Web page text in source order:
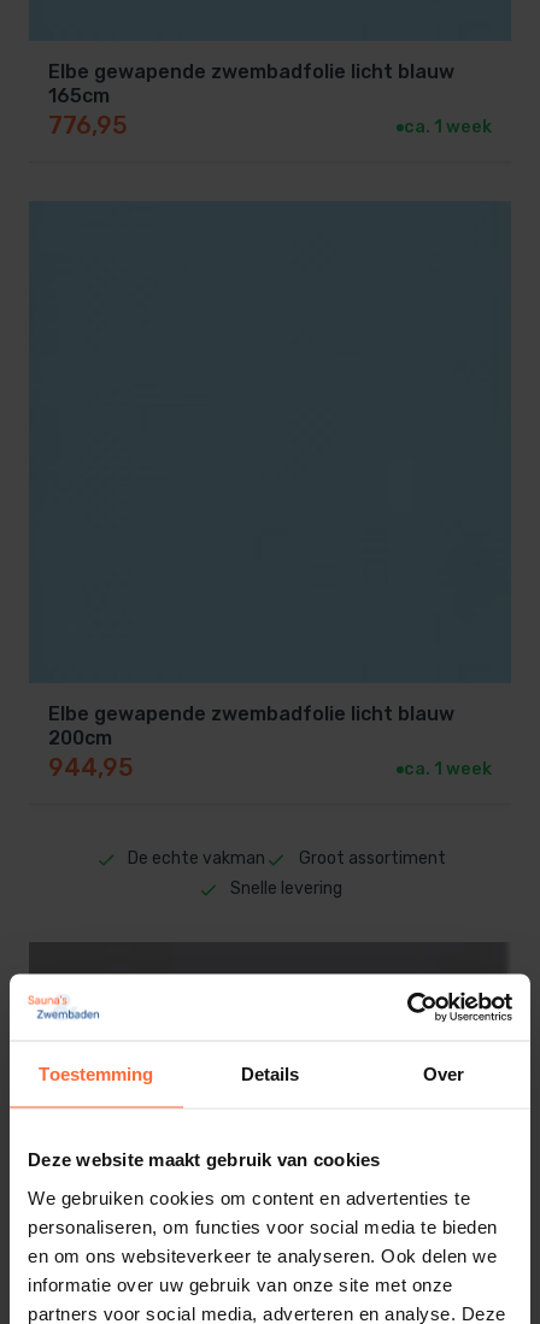
Toestemming Details Over
Deze website maakt gebruik van cookies
We gebruiken cookies om content en advertenties te
personaliseren, om functies voor social media te bieden
en om ons websiteverkeer te analyseren. Ook delen we
informatie over uw gebruik van onze site met onze
partners voor social media, adverteren en analyse. Deze
Elbe gewapende zwembadfolie licht blauw
165cm
776,95 ca. 1 week
Elbe gewapende zwembadfolie licht blauw
200cm
944,95 ca. 1 week
De echte vakman
Groot assortiment
Snelle levering